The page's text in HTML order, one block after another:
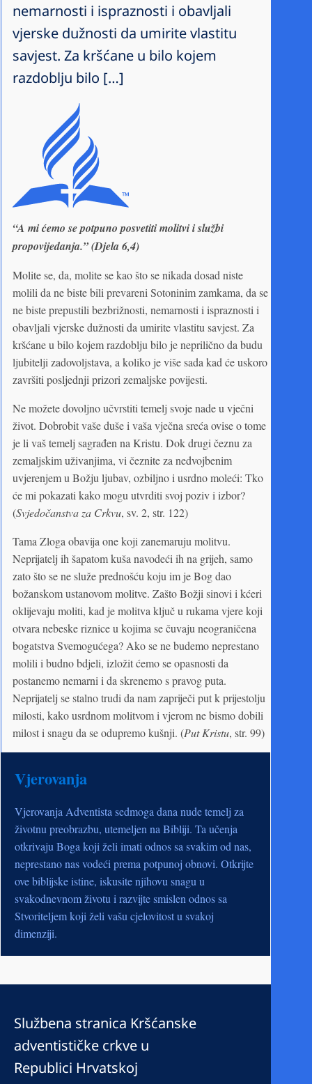
nemarnosti i ispraznosti i obavljali
vjerske dužnosti da umirite vlastitu
savjest. Za kršćane u bilo kojem
razdoblju bilo […]
“A mi ćemo se potpuno posvetiti molitvi i službi
propovijedanja.” (Djela 6,4)
Molite se, da, molite se kao što se nikada dosad niste
molili da ne biste bili prevareni Sotoninim zamkama, da se
ne biste prepustili bezbrižnosti, nemarnosti i ispraznosti i
obavljali vjerske dužnosti da umirite vlastitu savjest. Za
kršćane u bilo kojem razdoblju bilo je neprilično da budu
ljubitelji zadovoljstava, a koliko je više sada kad će uskoro
završiti posljednji prizori zemaljske povijesti.
Ne možete dovoljno učvrstiti temelj svoje nade u vječni
život. Dobrobit vaše duše i vaša vječna sreća ovise o tome
je li vaš temelj sagrađen na Kristu. Dok drugi čeznu za
zemaljskim uživanjima, vi čeznite za nedvojbenim
uvjerenjem u Božju ljubav, ozbiljno i usrdno moleći: Tko
će mi pokazati kako mogu utvrditi svoj poziv i izbor?
(Svjedočanstva za Crkvu, sv. 2, str. 122)
Tama Zloga obavija one koji zanemaruju molitvu.
Neprijatelj ih šapatom kuša navodeći ih na grijeh, samo
zato što se ne služe prednošću koju im je Bog dao
božanskom ustanovom molitve. Zašto Božji sinovi i kćeri
oklijevaju moliti, kad je molitva ključ u rukama vjere koji
otvara nebeske riznice u kojima se čuvaju neograničena
bogatstva Svemogućega? Ako se ne budemo neprestano
molili i budno bdjeli, izložit ćemo se opasnosti da
postanemo nemarni i da skrenemo s pravog puta.
Neprijatelj se stalno trudi da nam zapriječi put k prijestolju
milosti, kako usrdnom molitvom i vjerom ne bismo dobili
milost i snagu da se odupremo kušnji. (Put Kristu, str. 99)
Vjerovanja
Vjerovanja Adventista sedmoga dana nude temelj za
životnu preobrazbu, utemeljen na Bibliji. Ta učenja
otkrivaju Boga koji želi imati odnos sa svakim od nas,
neprestano nas vodeći prema potpunoj obnovi. Otkrijte
ove biblijske istine, iskusite njihovu snagu u
svakodnevnom životu i razvijte smislen odnos sa
Stvoriteljem koji želi vašu cjelovitost u svakoj
dimenziji.
Službena stranica Kršćanske
adventističke crkve u
Republici Hrvatskoj